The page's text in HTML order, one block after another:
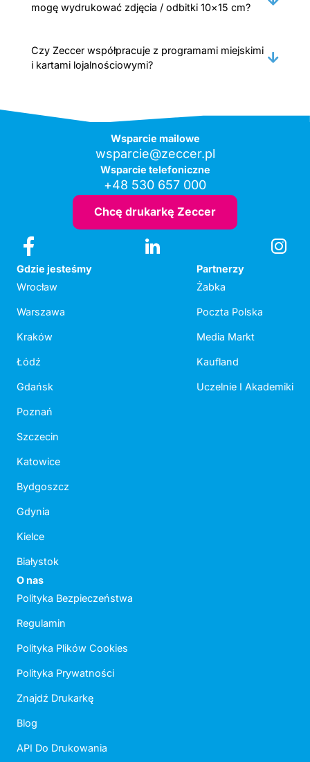
mogę wydrukować zdjęcia / odbitki 10×15 cm?
Czy Zeccer współpracuje z programami miejskimi
i kartami lojalnościowymi?
Wsparcie mailowe
wsparcie@zeccer.pl
Wsparcie telefoniczne
+48 530 657 000
Chcę drukarkę Zeccer
Gdzie jesteśmy
Wrocław
Warszawa
Kraków
Łódź
Gdańsk
Poznań
Szczecin
Katowice
Bydgoszcz
Gdynia
Kielce
Białystok
Partnerzy
Żabka
Poczta Polska
Media Markt
Kaufland
Uczelnie I Akademiki
O nas
Polityka Bezpieczeństwa
Regulamin
Polityka Plików Cookies
Polityka Prywatności
Znajdź Drukarkę
Blog
API Do Drukowania